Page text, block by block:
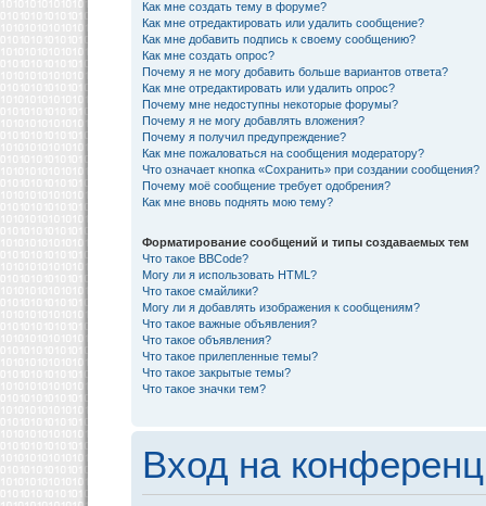
Как мне создать тему в форуме?
Как мне отредактировать или удалить сообщение?
Как мне добавить подпись к своему сообщению?
Как мне создать опрос?
Почему я не могу добавить больше вариантов ответа?
Как мне отредактировать или удалить опрос?
Почему мне недоступны некоторые форумы?
Почему я не могу добавлять вложения?
Почему я получил предупреждение?
Как мне пожаловаться на сообщения модератору?
Что означает кнопка «Сохранить» при создании сообщения?
Почему моё сообщение требует одобрения?
Как мне вновь поднять мою тему?
Форматирование сообщений и типы создаваемых тем
Что такое BBCode?
Могу ли я использовать HTML?
Что такое смайлики?
Могу ли я добавлять изображения к сообщениям?
Что такое важные объявления?
Что такое объявления?
Что такое прилепленные темы?
Что такое закрытые темы?
Что такое значки тем?
Вход на